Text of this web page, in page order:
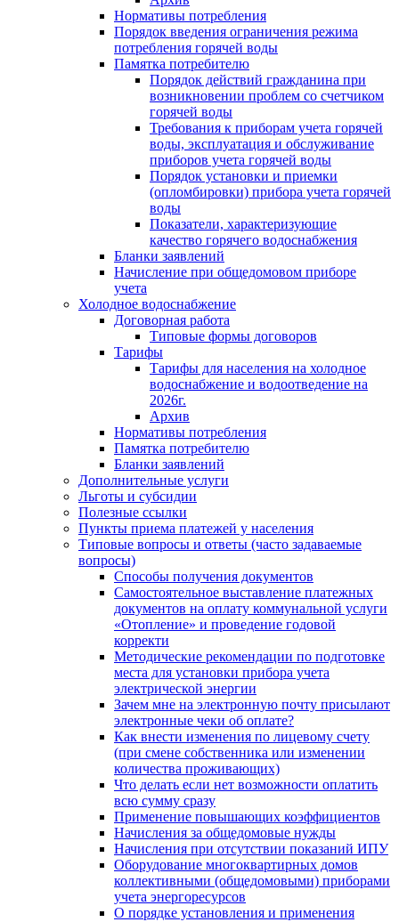
Нормативы потребления
Порядок введения ограничения режима
потребления горячей воды
Памятка потребителю
Порядок действий гражданина при
возникновении проблем со счетчиком
горячей воды
Требования к приборам учета горячей
воды, эксплуатация и обслуживание
приборов учета горячей воды
Порядок установки и приемки
(опломбировки) прибора учета горячей
воды
Показатели, характеризующие
качество горячего водоснабжения
Бланки заявлений
Начисление при общедомовом приборе
учета
Холодное водоснабжение
Договорная работа
Типовые формы договоров
Тарифы
Тарифы для населения на холодное
водоснабжение и водоотведение на
2026г.
Архив
Нормативы потребления
Памятка потребителю
Бланки заявлений
Дополнительные услуги
Льготы и субсидии
Полезные ссылки
Пункты приема платежей у населения
Типовые вопросы и ответы (часто задаваемые
вопросы)
Способы получения документов
Самостоятельное выставление платежных
документов на оплату коммунальной услуги
«Отопление» и проведение годовой
корректи
Методические рекомендации по подготовке
места для установки прибора учета
электрической энергии
Зачем мне на электронную почту присылают
электронные чеки об оплате?
Как внести изменения по лицевому счету
(при смене собственника или изменении
количества проживающих)
Что делать если нет возможности оплатить
всю сумму сразу
Применение повышающих коэффициентов
Начисления за общедомовые нужды
Начисления при отсутствии показаний ИПУ
Оборудование многоквартирных домов
коллективными (общедомовыми) приборами
учета энергоресурсов
О порядке установления и применения